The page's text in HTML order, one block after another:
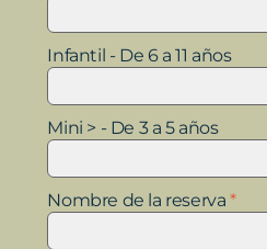
Infantil - De 6 a 11 años
Mini > - De 3 a 5 años
Nombre de la reserva*